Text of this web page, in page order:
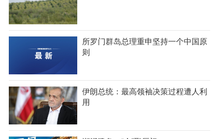
所罗门群岛总理重申坚持一个中国原
则
伊朗总统：最高领袖决策过程遭人利
用